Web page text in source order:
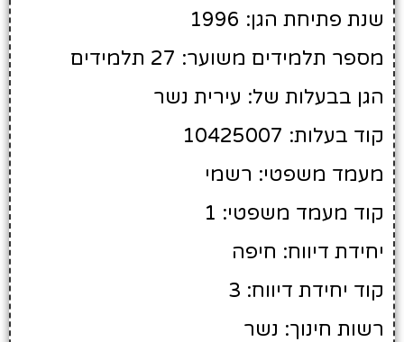
שנת פתיחת הגן: 1996
מספר תלמידים משוער: 27 תלמידים
הגן בבעלות של: עירית נשר
קוד בעלות: 10425007
מעמד משפטי: רשמי
קוד מעמד משפטי: 1
יחידת דיווח: חיפה
קוד יחידת דיווח: 3
רשות חינוך: נשר